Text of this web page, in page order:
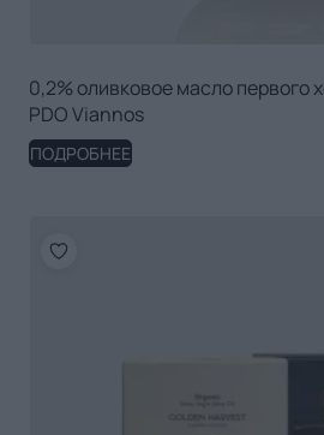
0,2% оливковое масло первого
PDO Viannos
ПОДРОБНЕЕ